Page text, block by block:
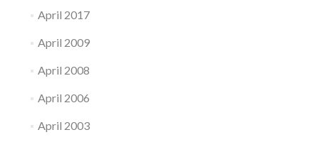
April 2017
April 2009
April 2008
April 2006
April 2003